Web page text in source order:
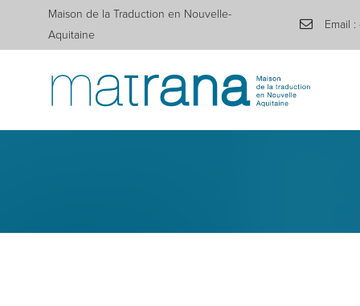
Maison de la Traduction en Nouvelle-
Aquitaine
Email :